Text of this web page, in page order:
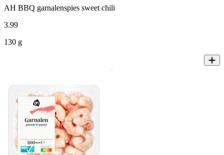
AH BBQ garnalenspies sweet chili
3.99
130 g